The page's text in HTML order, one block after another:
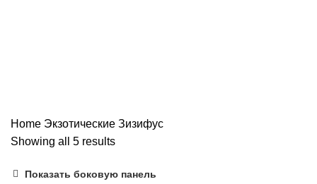
Home Экзотические Зизифус
Showing all 5 results
Показать боковую панель